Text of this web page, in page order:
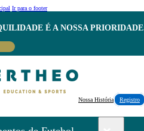
Ir para o footer
É A NOSSA
Nossa História Registro